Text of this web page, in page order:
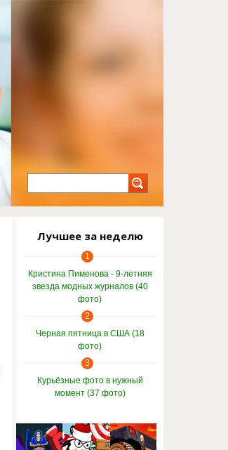
Лучшее за неделю
1
Кристина Пименова - 9-летняя
звезда модных журналов (40
фото)
2
Черная пятница в США (18
фото)
3
Курьёзные фото в нужный
момент (37 фото)